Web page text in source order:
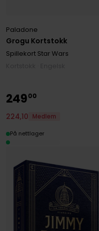
Grogu Kortstokk
Paladone
Spillekort Star Wars
24900
224,10 Medlem
På nettlager